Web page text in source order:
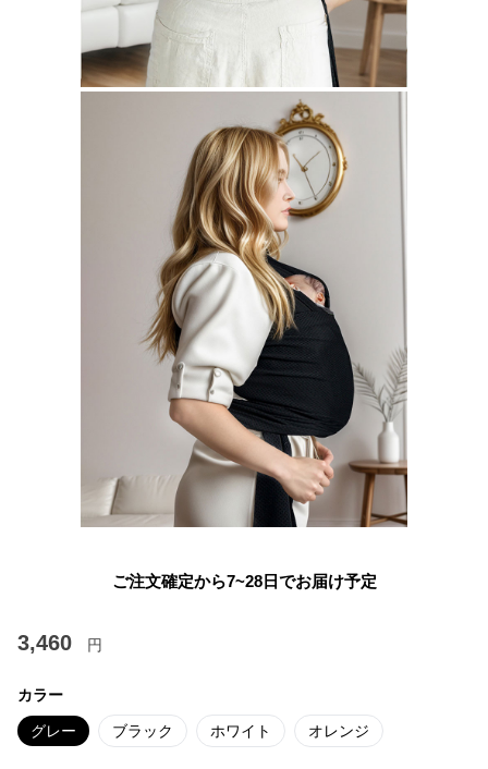
ご注文確定から7~28日でお届け予定
3,460 円
カラー
グレー ブラック ホワイト オレンジ